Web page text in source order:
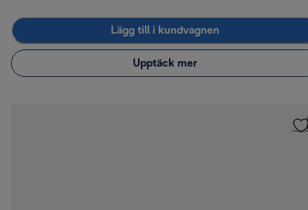
Lägg till i kundvagnen
Upptäck mer